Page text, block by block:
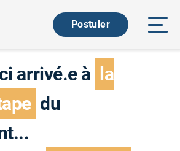
Postuler
arrivé.e à
la
du